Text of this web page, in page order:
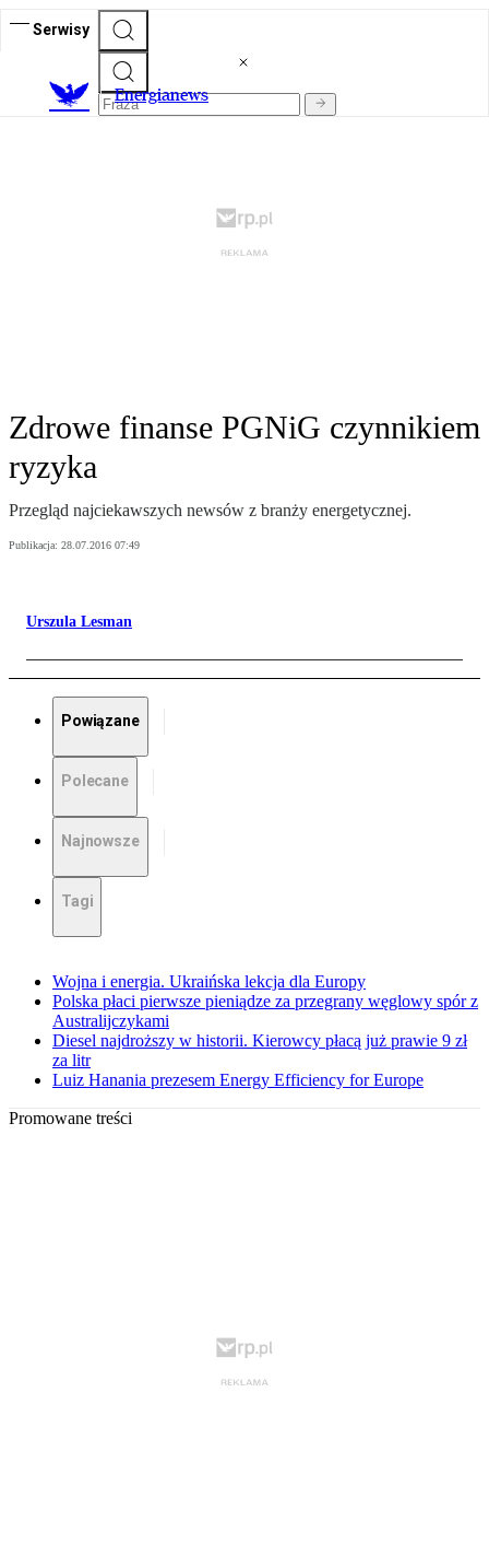
Serwisy
Energianews
Zdrowe finanse PGNiG czynnikiem
ryzyka
Przegląd najciekawszych newsów z branży energetycznej.
Publikacja: 28.07.2016 07:49
Urszula Lesman
Powiązane
Polecane
Najnowsze
Tagi
Wojna i energia. Ukraińska lekcja dla Europy
Polska płaci pierwsze pieniądze za przegrany węglowy spór z
Australijczykami
Diesel najdroższy w historii. Kierowcy płacą już prawie 9 zł
za litr
Luiz Hanania prezesem Energy Efficiency for Europe
Promowane treści